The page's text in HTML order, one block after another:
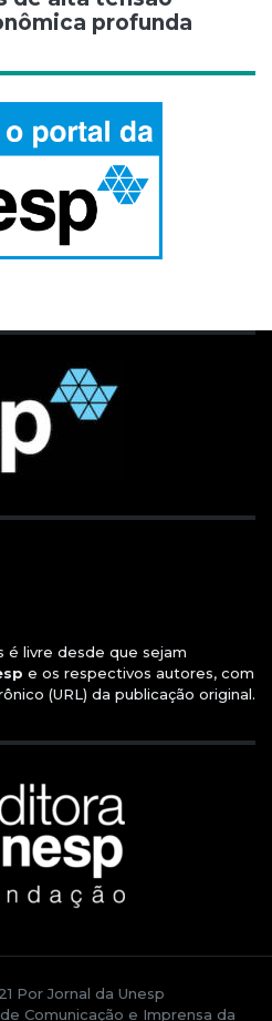
profunda
livre desde que sejam
e os respectivos autores, com
(URL) da publicação original.
Por Jornal da Unesp
Comunicação e Imprensa da